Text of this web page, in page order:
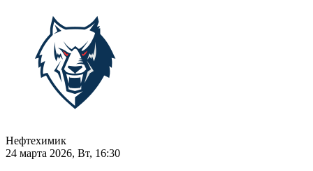
Нефтехимик
24 марта 2026, Вт, 16:30